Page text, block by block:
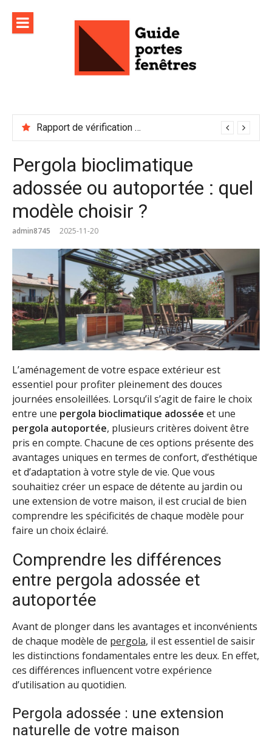
contenu
Rapport de vérification sécurité : à conserver précieusement
Pergola bioclimatique
adossée ou autoportée : quel
modèle choisir ?
admin8745 2025-11-20
L’aménagement de votre espace extérieur est
essentiel pour profiter pleinement des douces
journées ensoleillées. Lorsqu’il s’agit de faire le choix
entre une pergola bioclimatique adossée et une
pergola autoportée, plusieurs critères doivent être
pris en compte. Chacune de ces options présente des
avantages uniques en termes de confort, d’esthétique
et d’adaptation à votre style de vie. Que vous
souhaitiez créer un espace de détente au jardin ou
une extension de votre maison, il est crucial de bien
comprendre les spécificités de chaque modèle pour
faire un choix éclairé.
Comprendre les différences
entre pergola adossée et
autoportée
Avant de plonger dans les avantages et inconvénients
de chaque modèle de pergola, il est essentiel de saisir
les distinctions fondamentales entre les deux. En effet,
ces différences influencent votre expérience
d’utilisation au quotidien.
Pergola adossée : une extension
naturelle de votre maison